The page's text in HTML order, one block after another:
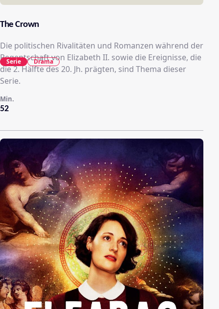
The Crown
Die politischen Rivalitäten und Romanzen während der
Regentschaft von Elizabeth II. sowie die Ereignisse, die
die 2. Hälfte des 20. Jh. prägten, sind Thema dieser
Serie.
52
Min.
Serie Drama